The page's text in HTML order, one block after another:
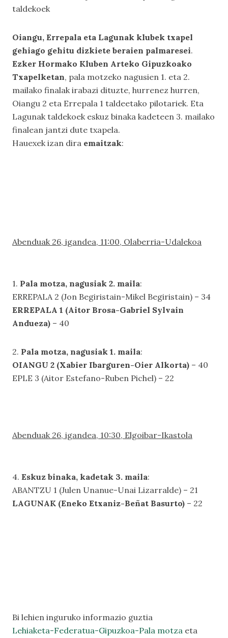
taldekoek
Oiangu, Errepala eta Lagunak klubek txapel
gehiago gehitu dizkiete beraien palmaresei.
Ezker Hormako Kluben Arteko Gipuzkoako
Txapelketan, pala motzeko nagusien 1. eta 2.
mailako finalak irabazi dituzte, hurrenez hurren,
Oiangu 2 eta Errepala 1 taldeetako pilotariek. Eta
Lagunak taldekoek eskuz binaka kadeteen 3. mailako
finalean jantzi dute txapela.
Hauexek izan dira emaitzak:
Abenduak 26, igandea, 11:00, Olaberria-Udalekoa
1. Pala motza, nagusiak 2. maila:
ERREPALA 2 (Jon Begiristain-Mikel Begiristain) – 34
ERREPALA 1 (Aitor Brosa-Gabriel Sylvain
Andueza) – 40
2. Pala motza, nagusiak 1. maila:
OIANGU 2 (Xabier Ibarguren-Oier Alkorta) – 40
EPLE 3 (Aitor Estefano-Ruben Pichel) – 22
Abenduak 26, igandea, 10:30, Elgoibar-Ikastola
4. Eskuz binaka, kadetak 3. maila:
ABANTZU 1 (Julen Unanue-Unai Lizarralde) – 21
LAGUNAK (Eneko Etxaniz-Beñat Basurto) – 22
Bi lehien inguruko informazio guztia
Lehiaketa-Federatua-Gipuzkoa-Pala motza eta